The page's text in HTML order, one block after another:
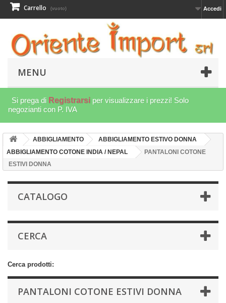
Accedi
Carrello (vuoto)
MENU
Si prega di Registrarsi per visualizzare i prezzi! Solo
negozianti con P. IVA
ABBIGLIAMENTO
ABBIGLIAMENTO ESTIVO DONNA
ABBIGLIAMENTO COTONE INDIA / NEPAL
PANTALONI COTONE
ESTIVI DONNA
CATALOGO
CERCA
Cerca prodotti:
PANTALONI COTONE ESTIVI DONNA